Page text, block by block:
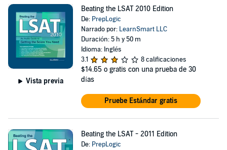
Vista previa
Beating the LSAT 2010 Edition
De: PrepLogic
Narrado por: LearnSmart LLC
Duración: 5 h y 50 m
Idioma: Inglés
3.1
8 calificaciones
$14.65 o gratis con una prueba de 30
días
Pruebe Estándar gratis
Beating the LSAT - 2011 Edition
De: PrepLogic